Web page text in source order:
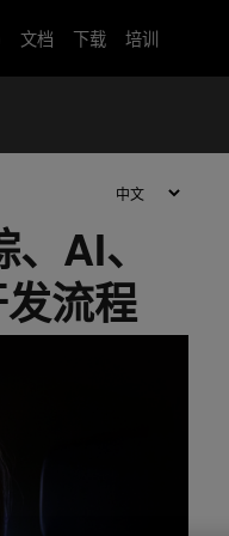
文档 下载 培训
AI、
流程